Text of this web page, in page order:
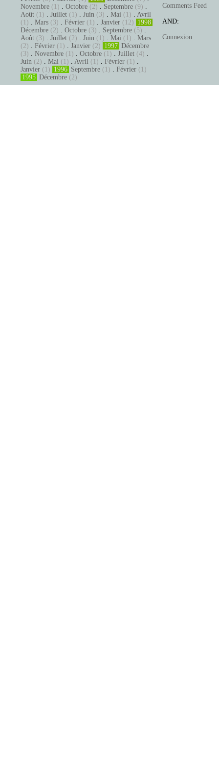
Novembre (1) . Octobre (2) . Septembre (9) .
Août (1) . Juillet (1) . Juin (3) . Mai (1) . Avril
(1) . Mars (3) . Février (1) . Janvier (12) 1998
Décembre (2) . Octobre (3) . Septembre (5) .
Août (3) . Juillet (2) . Juin (1) . Mai (1) . Mars
(2) . Février (1) . Janvier (2) 1997 Décembre
(3) . Novembre (1) . Octobre (1) . Juillet (4) .
Juin (2) . Mai (1) . Avril (1) . Février (1) .
Janvier (1) 1996 Septembre (1) . Février (1)
1995 Décembre (2)
Comments Feed
AND:
Connexion